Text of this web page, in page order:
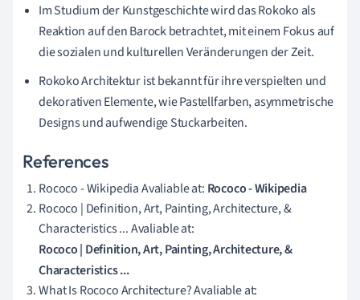
Im Studium der Kunstgeschichte wird das Rokoko als
Reaktion auf den Barock betrachtet, mit einem Fokus auf
die sozialen und kulturellen Veränderungen der Zeit.
Rokoko Architektur ist bekannt für ihre verspielten und
dekorativen Elemente, wie Pastellfarben, asymmetrische
Designs und aufwendige Stuckarbeiten.
References
Rococo - Wikipedia Avaliable at: Rococo - Wikipedia
Rococo | Definition, Art, Painting, Architecture, &
Characteristics ... Avaliable at:
Rococo | Definition, Art, Painting, Architecture, &
Characteristics ...
What Is Rococo Architecture? Avaliable at: